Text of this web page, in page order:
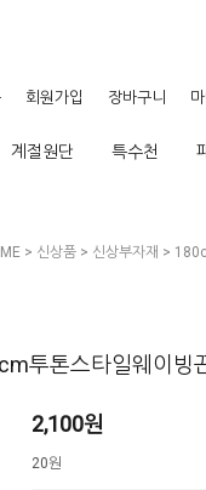
회원가입 장바구니
계절원단 특수천
> 신상품 > 신상부자재 >
투톤스타일웨이빙
2,100원
20원